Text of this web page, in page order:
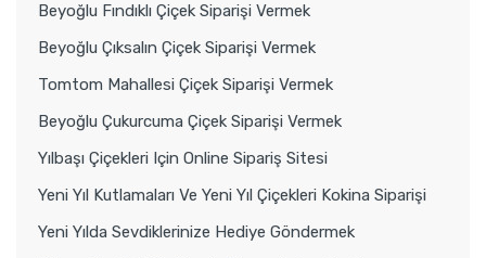
Beyoğlu Fındıklı Çiçek Siparişi Vermek
Beyoğlu Çıksalın Çiçek Siparişi Vermek
Tomtom Mahallesi Çiçek Siparişi Vermek
Beyoğlu Çukurcuma Çiçek Siparişi Vermek
Yılbaşı Çiçekleri Için Online Sipariş Sitesi
Yeni Yıl Kutlamaları Ve Yeni Yıl Çiçekleri Kokina Siparişi
Yeni Yılda Sevdiklerinize Hediye Göndermek